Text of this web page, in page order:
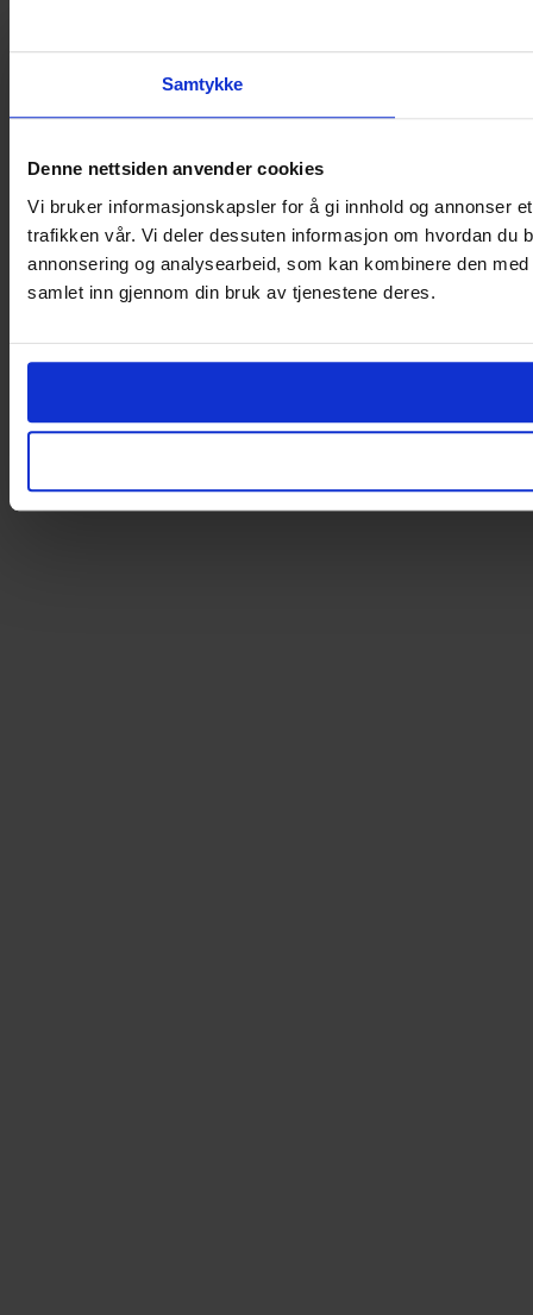
Samtykke
Denne nettsiden anvender cookies
Vi bruker informasjonskapsler for å gi innhold og annonser
trafikken vår. Vi deler dessuten informasjon om hvordan du
annonsering og analysearbeid, som kan kombinere den
samlet inn gjennom din bruk av tjenestene deres.